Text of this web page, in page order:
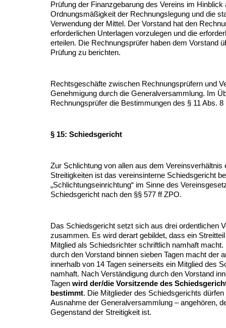
Prüfung der Finanzgebarung des Vereins im Hinblick
Ordnungsmäßigkeit der Rechnungslegung und die
Verwendung der Mittel. Der Vorstand hat den
erforderlichen Unterlagen vorzulegen und die
erteilen. Die Rechnungsprüfer haben dem Vorstand
Prüfung zu berichten.
Rechtsgeschäfte zwischen Rechnungsprüfern und
Genehmigung durch die Generalversammlung. Im
Rechnungsprüfer die Bestimmungen des § 11 Abs.
§ 15: Schiedsgericht
Zur Schlichtung von allen aus dem Vereinsverhältnis
Streitigkeiten ist das vereinsinterne Schiedsgericht
„Schlichtungseinrichtung“ im Sinne des
Schiedsgericht nach den §§ 577 ff ZPO.
Das Schiedsgericht setzt sich aus drei ordentlichen
zusammen. Es wird derart gebildet, dass ein
Mitglied als Schiedsrichter schriftlich namhaft macht.
durch den Vorstand binnen sieben Tagen macht der
innerhalb von 14 Tagen seinerseits ein Mitglied des
namhaft. Nach Verständigung durch den Vorstand
Tagen wird der/die Vorsitzende des
bestimmt. Die Mitglieder des Schiedsgerichts
Ausnahme der Generalversammlung – angehören,
Gegenstand der Streitigkeit ist.